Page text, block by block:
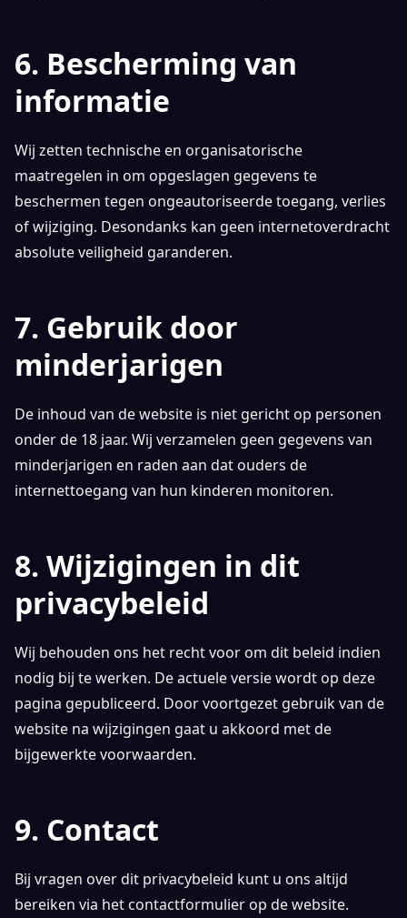
6. Bescherming van
informatie
Wij zetten technische en organisatorische
maatregelen in om opgeslagen gegevens te
beschermen tegen ongeautoriseerde toegang, verlies
of wijziging. Desondanks kan geen internetoverdracht
absolute veiligheid garanderen.
7. Gebruik door
minderjarigen
De inhoud van de website is niet gericht op personen
onder de 18 jaar. Wij verzamelen geen gegevens van
minderjarigen en raden aan dat ouders de
internettoegang van hun kinderen monitoren.
8. Wijzigingen in dit
privacybeleid
Wij behouden ons het recht voor om dit beleid indien
nodig bij te werken. De actuele versie wordt op deze
pagina gepubliceerd. Door voortgezet gebruik van de
website na wijzigingen gaat u akkoord met de
bijgewerkte voorwaarden.
9. Contact
Bij vragen over dit privacybeleid kunt u ons altijd
bereiken via het contactformulier op de website.